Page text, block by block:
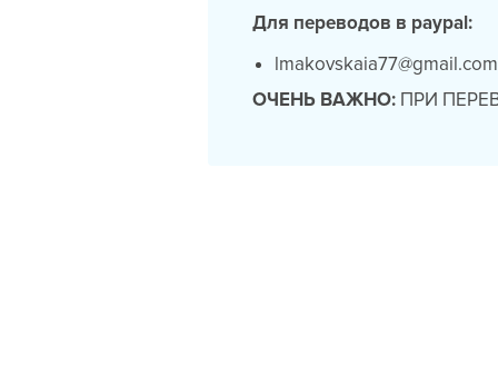
Для переводов в paypal:
lmakovskaia77@gmail.com
ОЧЕНЬ ВАЖНО: ПРИ